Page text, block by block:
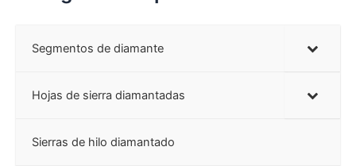
Segmentos de diamante
Hojas de sierra diamantadas
Sierras de hilo diamantado